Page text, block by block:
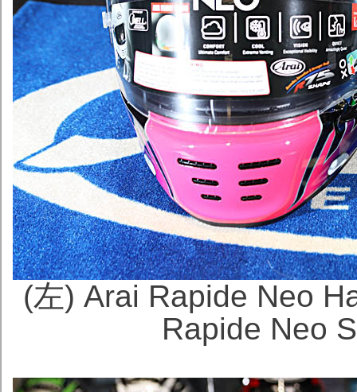
(左) Arai Rapide Neo
Rapide Neo